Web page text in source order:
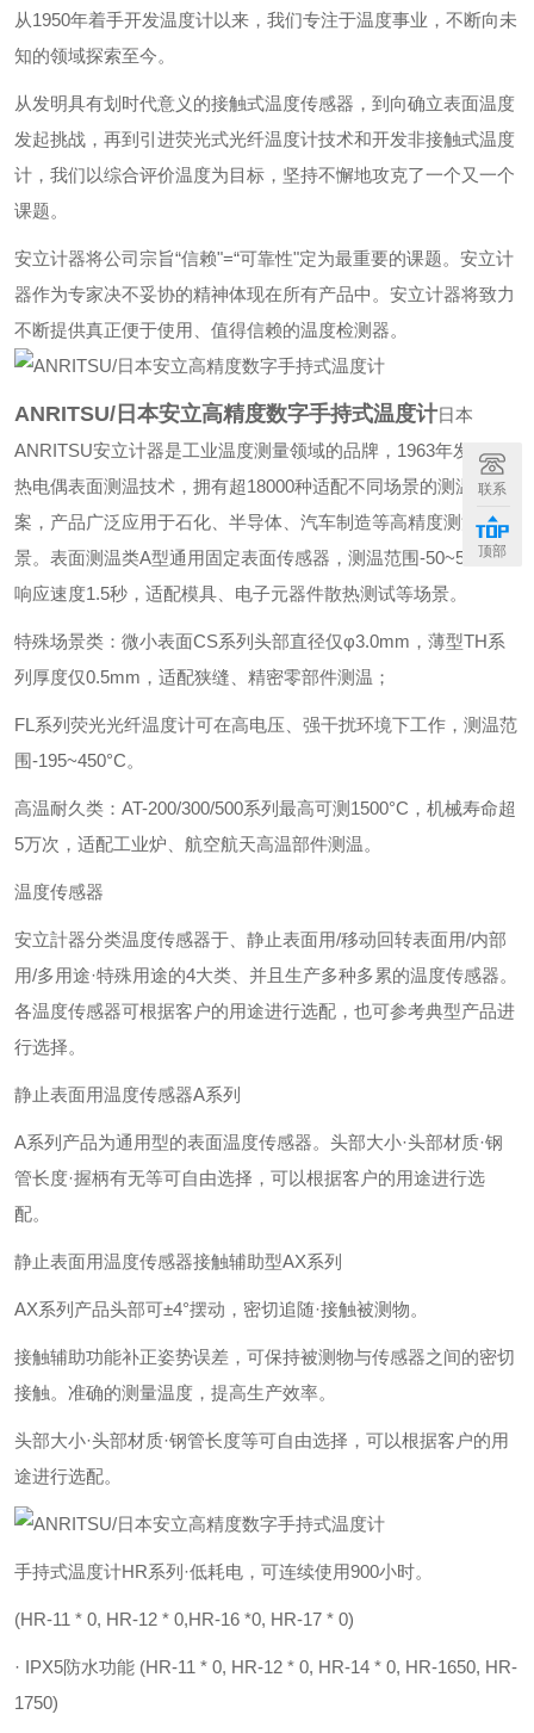
从1950年着手开发温度计以来，我们专注于温度事业，不断向未
知的领域探索至今。
从发明具有划时代意义的接触式温度传感器，到向确立表面温度
发起挑战，再到引进荧光式光纤温度计技术和开发非接触式温度
计，我们以综合评价温度为目标，坚持不懈地攻克了一个又一个
课题。
安立计器将公司宗旨“信赖"=“可靠性"定为最重要的课题。安立计
器作为专家决不妥协的精神体现在所有产品中。安立计器将致力
不断提供真正便于使用、值得信赖的温度检测器。
ANRITSU/日本安立高精度数字手持式温度计日本
ANRITSU安立计器是工业温度测量领域的品牌，1963年发明了
热电偶表面测温技术，拥有超18000种适配不同场景的测温方
案，产品广泛应用于石化、半导体、汽车制造等高精度测温场
景。表面测温类‌A型通用固定表面传感器，测温范围-50~500℃，
响应速度1.5秒，适配模具、电子元器件散热测试等场景。
特殊场景类：微小表面CS系列头部直径仅φ3.0mm，薄型TH系
列厚度仅0.5mm，适配狭缝、精密零部件测温；
FL系列荧光光纤温度计可在高电压、强干扰环境下工作，测温范
围-195~450°C。
高温耐久类：AT-200/300/500系列最高可测1500°C，机械寿命超
5万次，适配工业炉、航空航天高温部件测温。
温度传感器
安立計器分类温度传感器于、静止表面用/移动回转表面用/内部
用/多用途·特殊用途的4大类、并且生产多种多累的温度传感器。
各温度传感器可根据客户的用途进行选配，也可参考典型产品进
行选择。
静止表面用温度传感器A系列
A系列产品为通用型的表面温度传感器。头部大小·头部材质·钢
管长度·握柄有无等可自由选择，可以根据客户的用途进行选
配。
静止表面用温度传感器接触辅助型AX系列
AX系列产品头部可±4°摆动，密切追随·接触被测物。
接触辅助功能补正姿势误差，可保持被测物与传感器之间的密切
接触。准确的测量温度，提高生产效率。
头部大小·头部材质·钢管长度等可自由选择，可以根据客户的用
途进行选配。
手持式温度计HR系列 ·低耗电，可连续使用900小时。
(HR-11 * 0, HR-12 * 0,HR-16 *0, HR-17 * 0)
· IPX5防水功能 (HR-11 * 0, HR-12 * 0, HR-14 * 0, HR-1650, HR-
1750)
联系
顶部